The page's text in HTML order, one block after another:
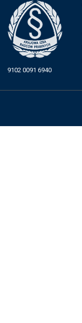
9102 0091 6940